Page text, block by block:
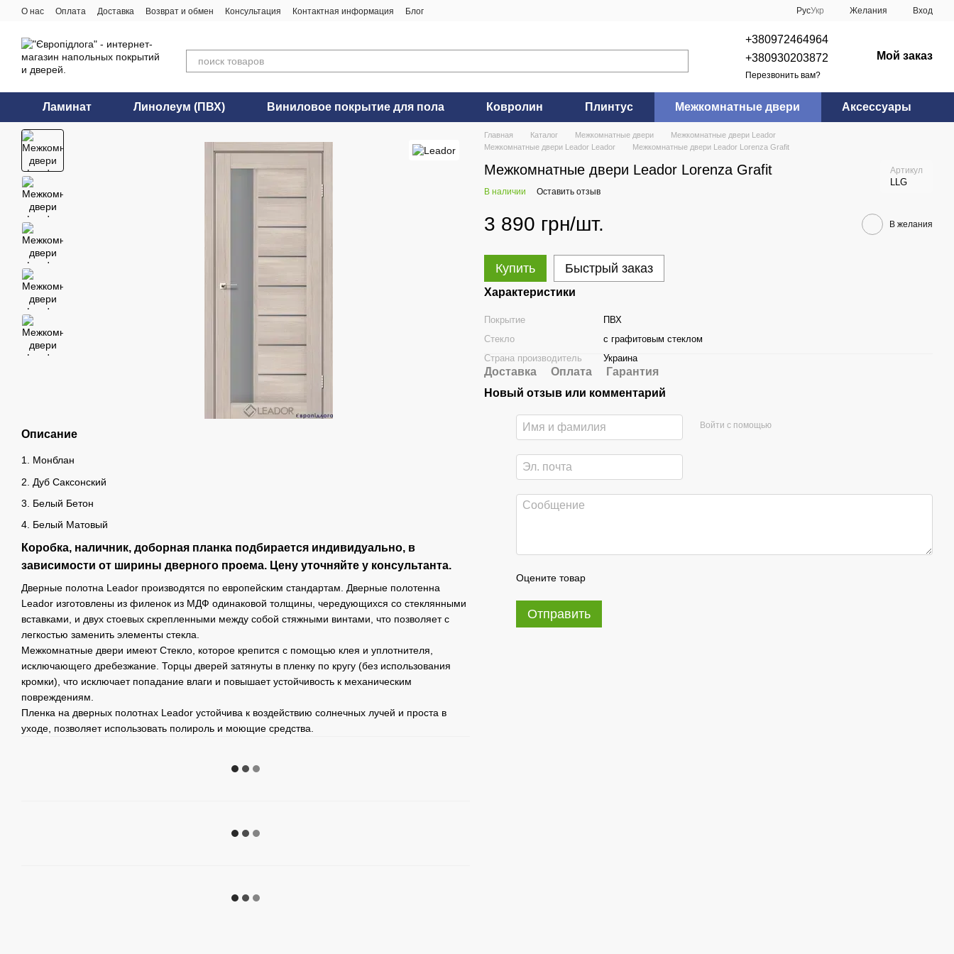
Перейти к основному контенту
О нас Оплата Доставка Возврат и обмен Консультация Контактная информация Блог РусУкр Желания Вход
+380972464964
+380930203872
Перезвонить вам?
Мой заказ
Ламинат Линолеум (ПВХ) Виниловое покрытие для пола Ковролин Плинтус Межкомнатные двери Аксессуары
Описание
1. Монблан
2. Дуб Саксонский
3. Белый Бетон
4. Белый Матовый
Коробка, наличник, доборная планка подбирается индивидуально, в
зависимости от ширины дверного проема. Цену уточняйте у консультанта.
Дверные полотна Leador производятся по европейским стандартам. Дверные полотенна
Leador изготовлены из филенок из МДФ одинаковой толщины, чередующихся со стеклянными
вставками, и двух стоевых скрепленными между собой стяжными винтами, что позволяет с
легкостью заменить элементы стекла.
Межкомнатные двери имеют Стекло, которое крепится с помощью клея и уплотнителя,
исключающего дребезжание. Торцы дверей затянуты в пленку по кругу (без использования
кромки), что исключает попадание влаги и повышает устойчивость к механическим
повреждениям.
Пленка на дверных полотнах Leador устойчива к воздействию солнечных лучей и проста в
уходе, позволяет использовать полироль и моющие средства.
Главная Каталог Межкомнатные двери
Межкомнатные двери Leador
Межкомнатные двери Leador Leador
Межкомнатные двери Leador Lorenza Grafit
Межкомнатные двери Leador Lorenza Grafit Артикул
LLG
В наличии Оставить отзыв
3 890 грн/шт. В желания
Купить Быстрый заказ
Характеристики
Покрытие
ПВХ
Стекло
с графитовым стеклом
Страна производитель
Украина
Доставка Оплата
Гарантия
Новый отзыв или комментарий
Войти с помощью
Оцените товар
Отправить